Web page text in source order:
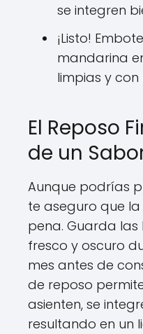
se integren
¡Listo!
mandarina
limpias y con
El Reposo
de un
Aunque podrías
te aseguro que
pena. Guarda
fresco y oscuro
mes antes de
de reposo
asienten, se
resultando en un